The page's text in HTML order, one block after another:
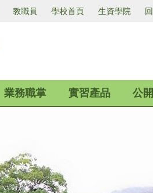
教職員 學校首頁 生資學院
業務職掌 實習產品 公